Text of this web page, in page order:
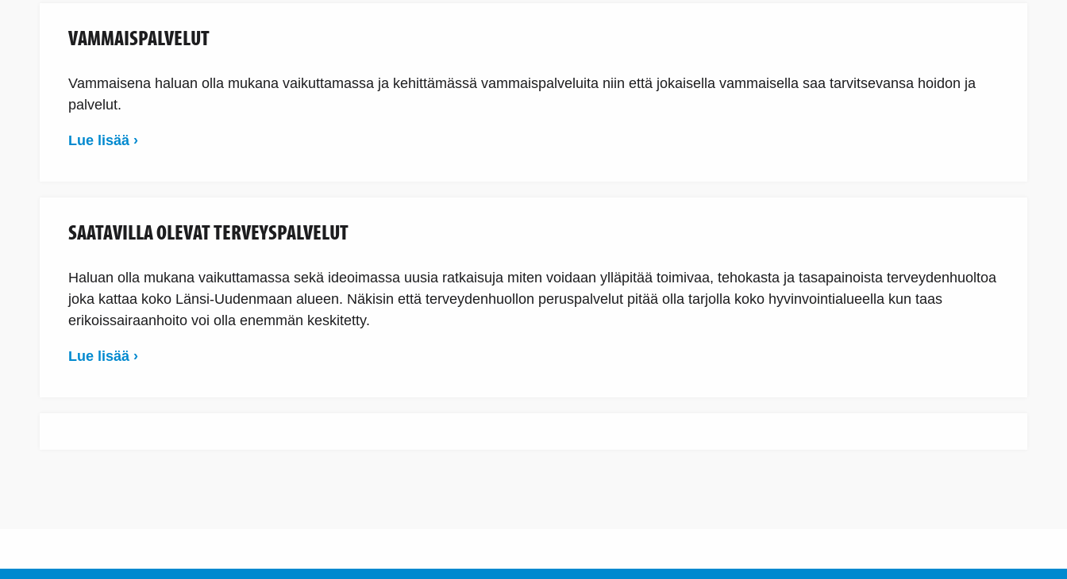
VAMMAISPALVELUT
Vammaisena haluan olla mukana vaikuttamassa ja kehittämässä vammaispalveluita niin että jokaisella vammaisella saa tarvitsevansa hoidon ja
palvelut.
Lue lisää ›
SAATAVILLA OLEVAT TERVEYSPALVELUT
Haluan olla mukana vaikuttamassa sekä ideoimassa uusia ratkaisuja miten voidaan ylläpitää toimivaa, tehokasta ja tasapainoista terveydenhuoltoa
joka kattaa koko Länsi-Uudenmaan alueen. Näkisin että terveydenhuollon peruspalvelut pitää olla tarjolla koko hyvinvointialueella kun taas
erikoissairaanhoito voi olla enemmän keskitetty.
Lue lisää ›